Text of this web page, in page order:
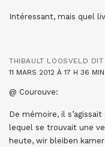
Intéressant, mais quel
THIBAULT LOOSVELD DIT
11 MARS 2012 À 17 H 36 MIN
@ Courouve:
De mémoire, il
lequel se trouvait une
heute, wir bleiben